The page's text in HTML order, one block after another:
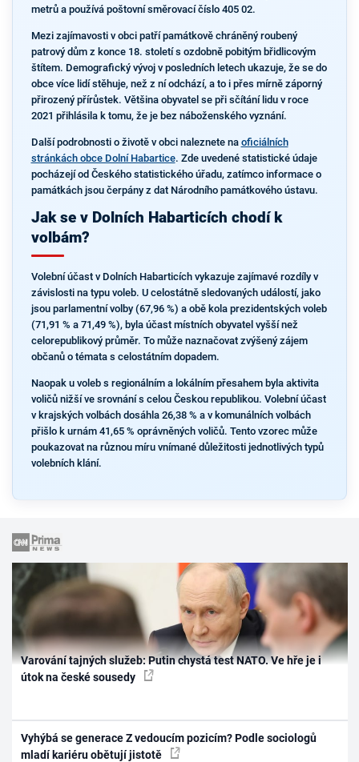
metrů a používá poštovní směrovací číslo 405 02.
Mezi zajímavosti v obci patří památkově chráněný roubený
patrový dům z konce 18. století s ozdobně pobitým břidlicovým
štítem. Demografický vývoj v posledních letech ukazuje, že se do
obce více lidí stěhuje, než z ní odchází, a to i přes mírně záporný
přirozený přírůstek. Většina obyvatel se při sčítání lidu v roce
2021 přihlásila k tomu, že je bez náboženského vyznání.
Další podrobnosti o životě v obci naleznete na oficiálních
stránkách obce Dolní Habartice. Zde uvedené statistické údaje
pocházejí od Českého statistického úřadu, zatímco informace o
památkách jsou čerpány z dat Národního památkového ústavu.
Jak se v Dolních Habarticích chodí k
volbám?
Volební účast v Dolních Habarticích vykazuje zajímavé rozdíly v
závislosti na typu voleb. U celostátně sledovaných událostí, jako
jsou parlamentní volby (67,96 %) a obě kola prezidentských voleb
(71,91 % a 71,49 %), byla účast místních obyvatel vyšší než
celorepublikový průměr. To může naznačovat zvýšený zájem
občanů o témata s celostátním dopadem.
Naopak u voleb s regionálním a lokálním přesahem byla aktivita
voličů nižší ve srovnání s celou Českou republikou. Volební účast
v krajských volbách dosáhla 26,38 % a v komunálních volbách
přišlo k urnám 41,65 % oprávněných voličů. Tento vzorec může
poukazovat na různou míru vnímané důležitosti jednotlivých typů
volebních klání.
Varování tajných služeb: Putin chystá test NATO. Ve hře je i
útok na české sousedy
Vyhýbá se generace Z vedoucím pozicím? Podle sociologů
mladí kariéru obětují jistotě